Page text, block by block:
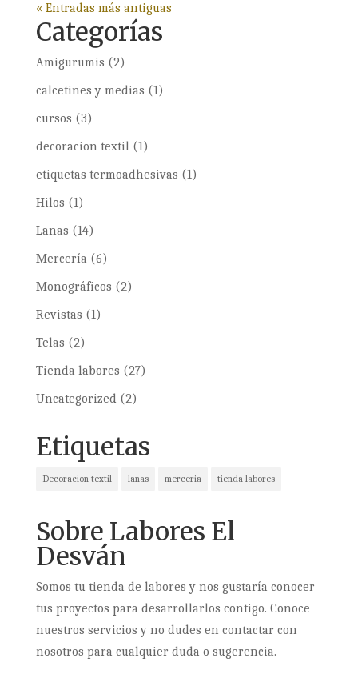
« Entradas más antiguas
Categorías
Amigurumis (2)
calcetines y medias (1)
cursos (3)
decoracion textil (1)
etiquetas termoadhesivas (1)
Hilos (1)
Lanas (14)
Mercería (6)
Monográficos (2)
Revistas (1)
Telas (2)
Tienda labores (27)
Uncategorized (2)
Etiquetas
Decoracion textil lanas merceria tienda labores
Sobre Labores El
Desván
Somos tu tienda de labores y nos gustaría conocer
tus proyectos para desarrollarlos contigo. Conoce
nuestros servicios y no dudes en contactar con
nosotros para cualquier duda o sugerencia.